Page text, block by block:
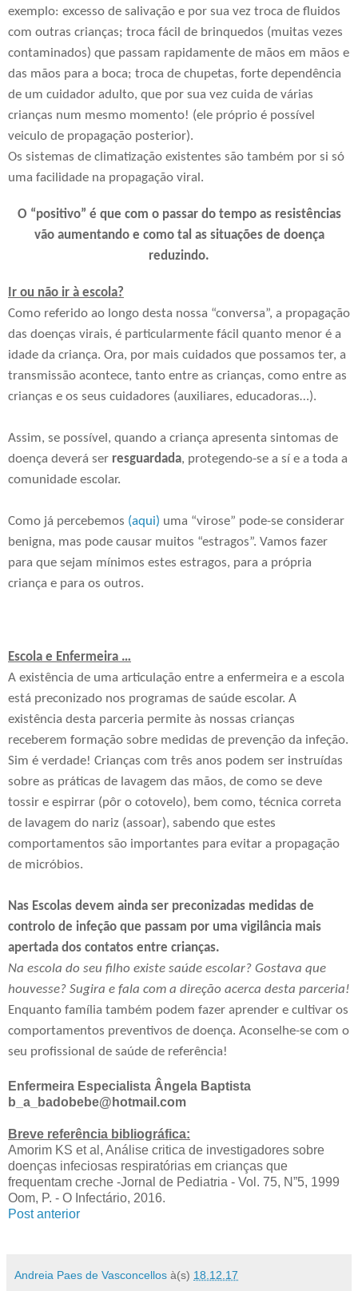
exemplo: excesso de salivação e por sua vez troca de fluidos
com outras crianças; troca fácil de brinquedos (muitas vezes
contaminados) que passam rapidamente de mãos em mãos e
das mãos para a boca; troca de chupetas, forte dependência
de um cuidador adulto, que por sua vez cuida de várias
crianças num mesmo momento! (ele próprio é possível
veiculo de propagação posterior).
Os sistemas de climatização existentes são também por si só
uma facilidade na propagação viral.
O “positivo” é que com o passar do tempo as resistências
vão aumentando e como tal as situações de doença
reduzindo.
Ir ou não ir à escola?
Como referido ao longo desta nossa “conversa”, a propagação
das doenças virais, é particularmente fácil quanto menor é a
idade da criança. Ora, por mais cuidados que possamos ter, a
transmissão acontece, tanto entre as crianças, como entre as
crianças e os seus cuidadores (auxiliares, educadoras…).
Assim, se possível, quando a criança apresenta sintomas de
doença deverá ser resguardada, protegendo-se a sí e a toda a
comunidade escolar.
Como já percebemos (aqui) uma “virose” pode-se considerar
benigna, mas pode causar muitos “estragos”. Vamos fazer
para que sejam mínimos estes estragos, para a própria
criança e para os outros.
Escola e Enfermeira …
A existência de uma articulação entre a enfermeira e a escola
está preconizado nos programas de saúde escolar. A
existência desta parceria permite às nossas crianças
receberem formação sobre medidas de prevenção da infeção.
Sim é verdade! Crianças com três anos podem ser instruídas
sobre as práticas de lavagem das mãos, de como se deve
tossir e espirrar (pôr o cotovelo), bem como, técnica correta
de lavagem do nariz (assoar), sabendo que estes
comportamentos são importantes para evitar a propagação
de micróbios.
Nas Escolas devem ainda ser preconizadas medidas de
controlo de infeção que passam por uma vigilância mais
apertada dos contatos entre crianças.
Na escola do seu filho existe saúde escolar? Gostava que
houvesse? Sugira e fala com a direção acerca desta parceria!
Enquanto família também podem fazer aprender e cultivar os
comportamentos preventivos de doença. Aconselhe-se com o
seu profissional de saúde de referência!
Enfermeira Especialista Ângela Baptista
b_a_badobebe@hotmail.com
Breve referência bibliográfica:
Amorim KS et al, Análise critica de investigadores sobre
doenças infeciosas respiratórias em crianças que
frequentam creche -Jornal de Pediatria - Vol. 75, N”5, 1999
Oom, P. - O Infectário, 2016.
Post anterior
Andreia Paes de Vasconcellos à(s) 18.12.17